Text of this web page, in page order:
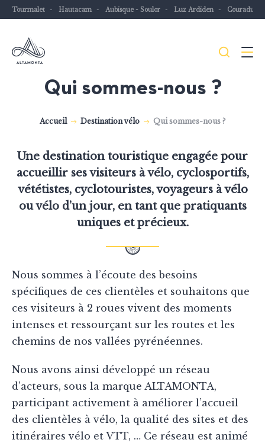
Tourmalet Hautacam Aubisque - Soulor Luz Ardiden
mythiques
vélo
ou
VTT
Menu
Qui sommes-nous ?
Accueil Destination vélo Qui sommes-nous ?
Une destination touristique engagée pour
accueillir ses visiteurs à vélo, cyclosportifs,
vététistes, cyclotouristes, voyageurs à vélo
ou vélo d’un jour, en tant que pratiquants
uniques et précieux.
Nous sommes à l’écoute des besoins
spécifiques de ces clientèles et souhaitons que
ces visiteurs à 2 roues vivent des moments
intenses et ressourçant sur les routes et les
chemins de nos vallées pyrénéennes.
Nous avons ainsi développé un réseau
d’acteurs, sous la marque ALTAMONTA,
participant activement à améliorer l’accueil
des clientèles à vélo, la qualité des sites et des
itinéraires vélo et VTT, … Ce réseau est animé